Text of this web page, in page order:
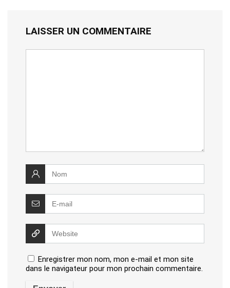
LAISSER UN COMMENTAIRE
Enregistrer mon nom, mon e-mail et mon site
dans le navigateur pour mon prochain commentaire.